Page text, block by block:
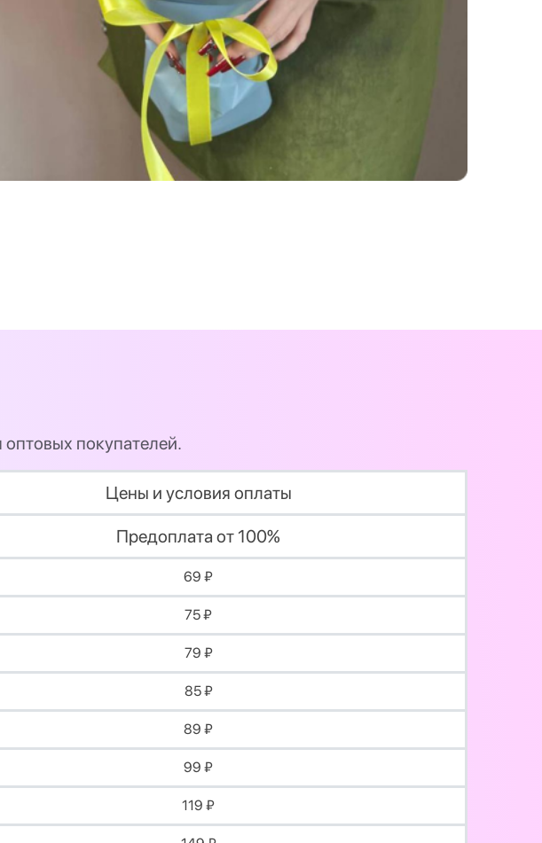
покупателей.
Цены и условия оплаты
Предоплата от 100%
69 ₽
75 ₽
79 ₽
85 ₽
89 ₽
99 ₽
119 ₽